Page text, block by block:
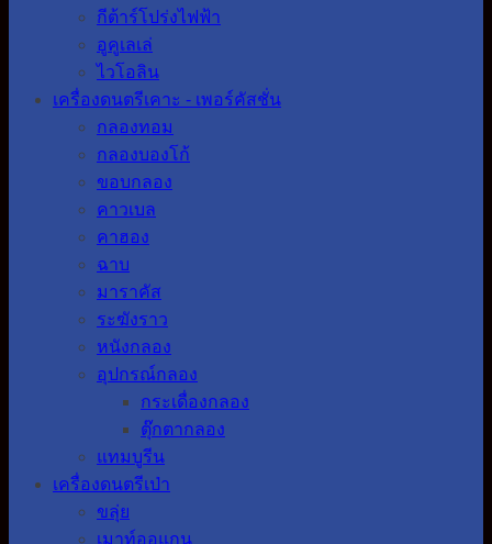
กีต้าร์โปร่งไฟฟ้า
อูคูเลเล่
ไวโอลิน
เครื่องดนตรีเคาะ - เพอร์คัสชั่น
กลองทอม
กลองบองโก้
ขอบกลอง
คาวเบล
คาฮอง
ฉาบ
มาราคัส
ระฆังราว
หนังกลอง
อุปกรณ์กลอง
กระเดื่องกลอง
ตุ๊กตากลอง
แทมบูรีน
เครื่องดนตรีเป่า
ขลุ่ย
เมาท์ออแกน